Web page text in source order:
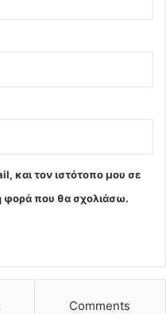
και τον ιστότοπο μου σε
φορά που θα σχολιάσω.
Comments